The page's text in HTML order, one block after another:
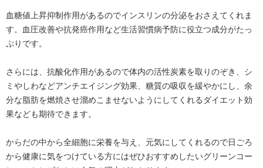
血糖値上昇抑制作用があるのでインスリンの分泌をおさえてくれま
す。血圧改善や抗発癌作用など生活習慣病予防に役立つ成分がたっ
ぷりです。
さらには、抗酸化作用があるので体内の活性炭素を取りのぞき、シ
ミやしわなどアンチエイジング効果、糖質の吸収を緩やかにし、余
分な脂肪を燃焼させ溜めこませないようにしてくれるダイエット効
果なども期待できます。
からだの中から全細胞に栄養を与え、元気にしてくれるので日ごろ
から健康に気をつけている方にはぜひおすすめしたいグリーンコー